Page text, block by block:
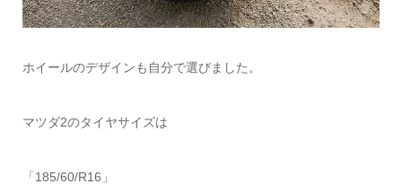
ホイールのデザインも自分で選びました。
マツダ2のタイヤサイズは
「185/60/R16」